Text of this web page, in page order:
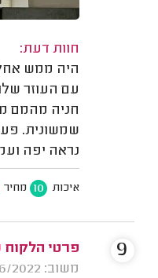
חוות דעת:
היה ממש
עם העוזר
חניה מהמם
שמשונית.
נראה יפה
איכות 10 מחיר
פרטי הלקוח
משוב: 21/06/2022
9